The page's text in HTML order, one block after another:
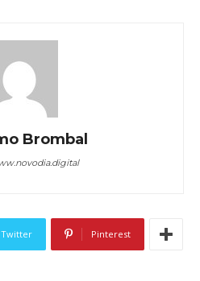
Brombal
Twitter Pinterest